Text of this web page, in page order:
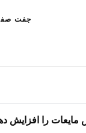
جفت
مایعات را افزایش